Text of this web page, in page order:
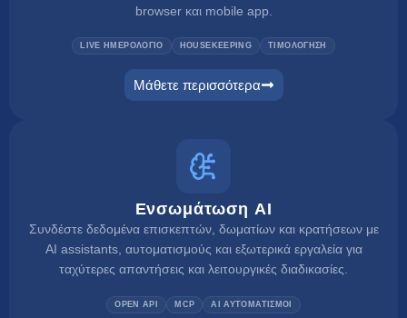
browser και mobile app.
LIVE ΗΜΕΡΟΛΟΓΙΟ HOUSEKEEPING ΤΙΜΟΛΟΓΗΣΗ
Μάθετε περισσότερα
pms
Ενσωμάτωση AI
Συνδέστε δεδομένα επισκεπτών, δωματίων και κρατήσεων με
AI assistants, αυτοματισμούς και εξωτερικά εργαλεία για
ταχύτερες απαντήσεις και λειτουργικές διαδικασίες.
OPEN API MCP AI ΑΥΤΟΜΑΤΙΣΜΟΙ